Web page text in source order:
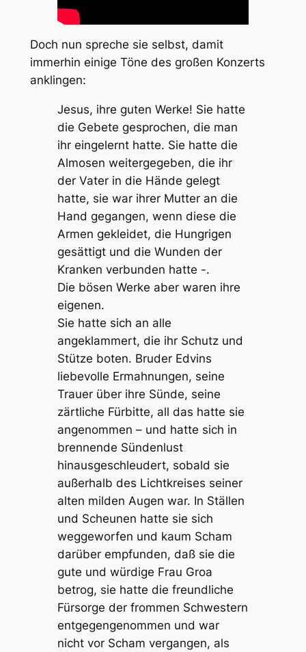
Doch nun spreche sie selbst, damit
immerhin einige Töne des großen Konzerts
anklingen:
Jesus, ihre guten Werke! Sie hatte
die Gebete gesprochen, die man
ihr eingelernt hatte. Sie hatte die
Almosen weitergegeben, die ihr
der Vater in die Hände gelegt
hatte, sie war ihrer Mutter an die
Hand gegangen, wenn diese die
Armen gekleidet, die Hungrigen
gesättigt und die Wunden der
Kranken verbunden hatte -.
Die bösen Werke aber waren ihre
eigenen.
Sie hatte sich an alle
angeklammert, die ihr Schutz und
Stütze boten. Bruder Edvins
liebevolle Ermahnungen, seine
Trauer über ihre Sünde, seine
zärtliche Fürbitte, all das hatte sie
angenommen – und hatte sich in
brennende Sündenlust
hinausgeschleudert, sobald sie
außerhalb des Lichtkreises seiner
alten milden Augen war. In Ställen
und Scheunen hatte sie sich
weggeworfen und kaum Scham
darüber empfunden, daß sie die
gute und würdige Frau Groa
betrog, sie hatte die freundliche
Fürsorge der frommen Schwestern
entgegengenommen und war
nicht vor Scham vergangen, als